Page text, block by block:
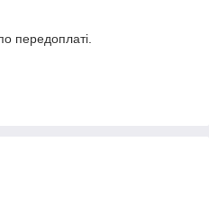
передоплаті.